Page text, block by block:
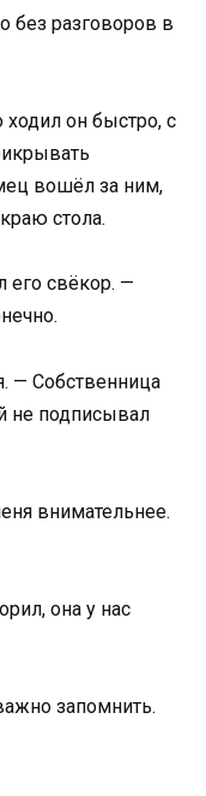
без разговоров в
он быстро, с
вошёл за ним,
стола.
его свёкор. —
— Собственница
не подписывал
внимательнее.
она у нас
запомнить.